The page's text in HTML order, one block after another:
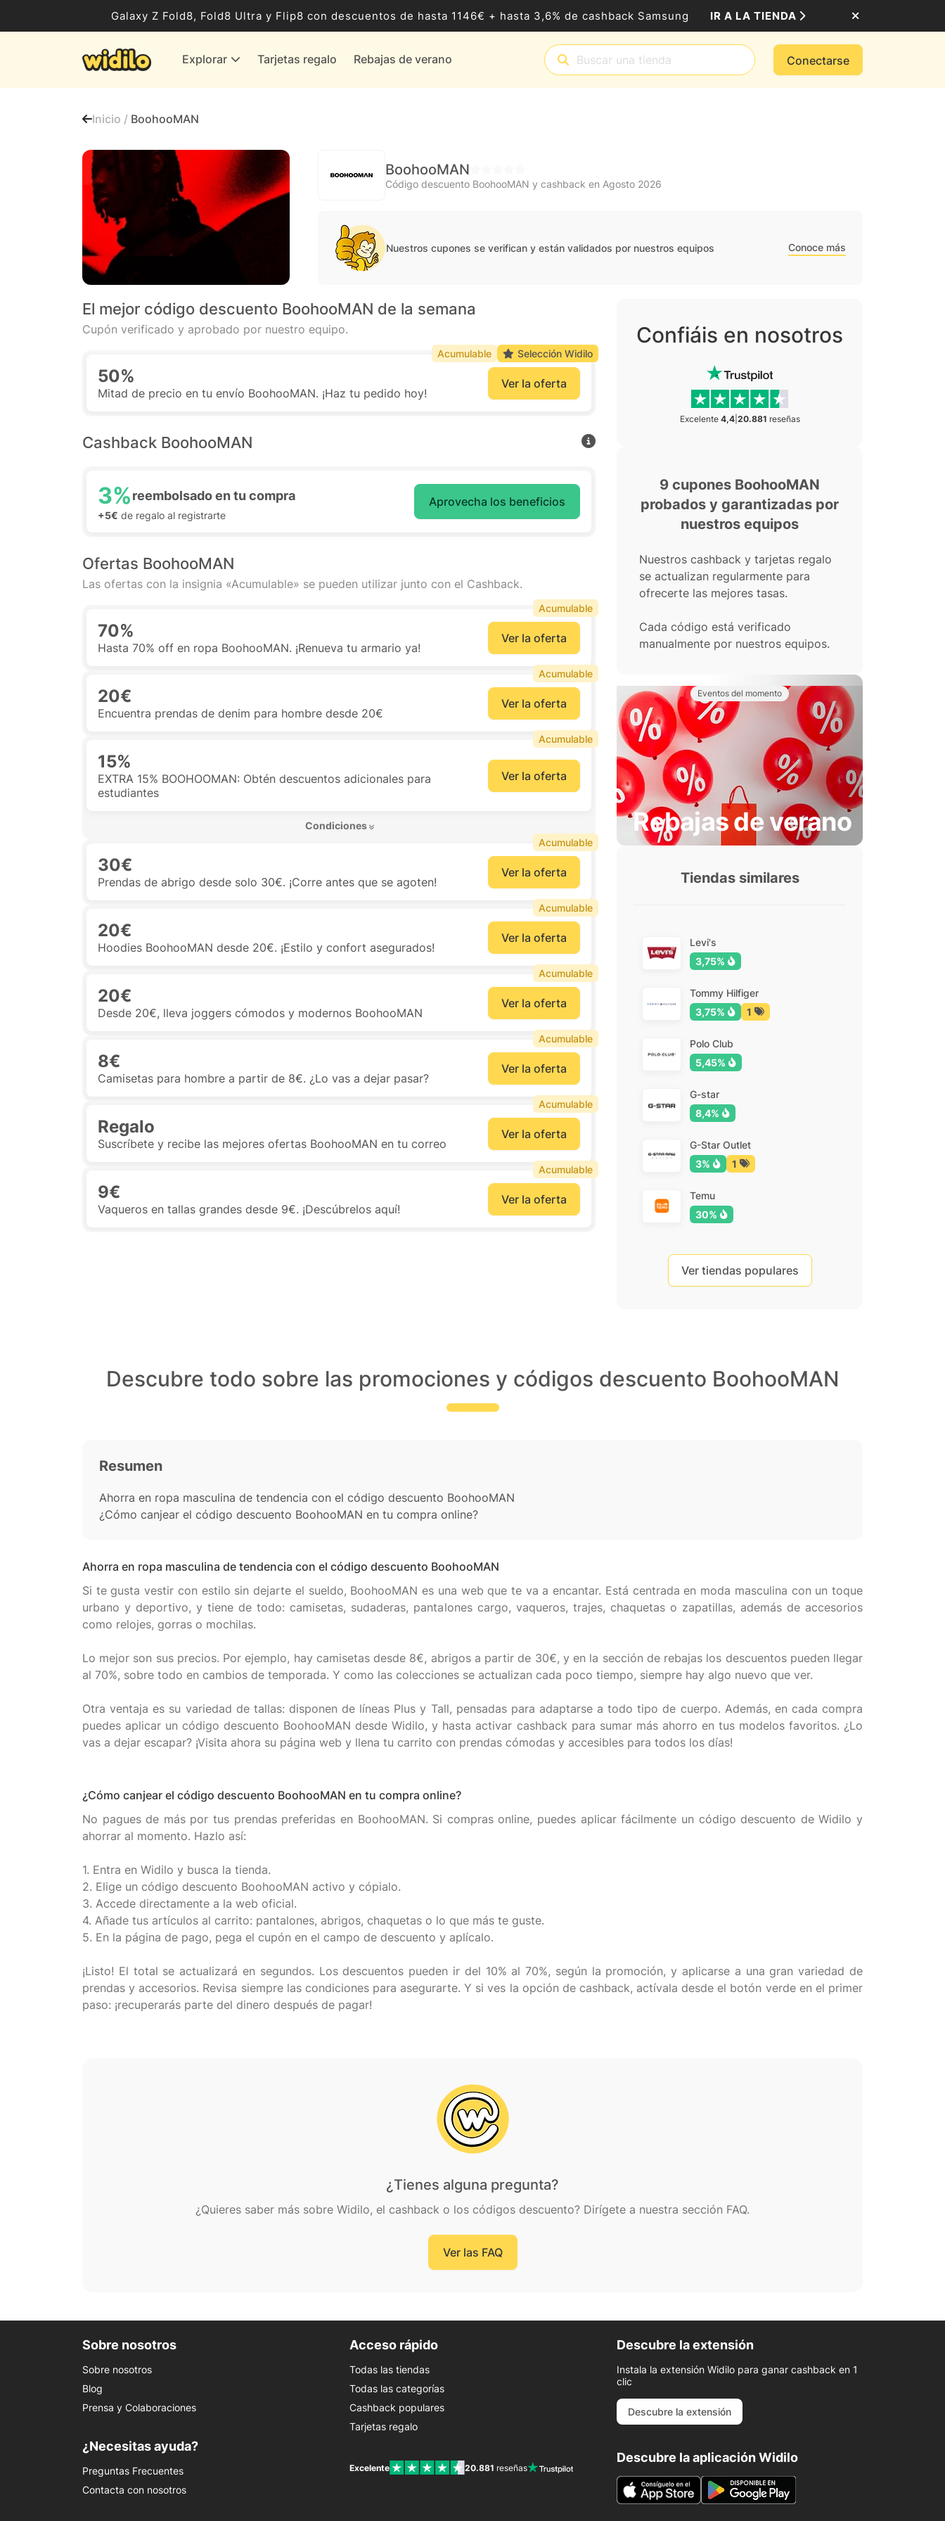
Galaxy Z Fold8, Fold8 Ultra y Flip8 con descuentos de hasta 1146€ + hasta 3,6% de cashback Samsung IR A LA TIENDA
Explorar Tarjetas regalo Rebajas de verano Conectarse
Ocio, Entretenimiento y Cultura
Proveedores de gas y energía
Inicio / BoohooMAN
BoohooMAN
Código descuento BoohooMAN y cashback en Agosto 2026
Nuestros cupones se verifican y están validados por nuestros equipos Conoce más
El mejor código descuento BoohooMAN de la semana
Cupón verificado y aprobado por nuestro equipo.
50%
Mitad de precio en tu envío BoohooMAN. ¡Haz tu pedido hoy!
Ver la oferta
Acumulable Selección Widilo
Cashback BoohooMAN
3%reembolsado en tu compra
+5€ de regalo al registrarte
Aprovecha los beneficios
Ofertas BoohooMAN
Las ofertas con la insignia «Acumulable» se pueden utilizar junto con el Cashback.
70%
Hasta 70% off en ropa BoohooMAN. ¡Renueva tu armario ya!
Ver la oferta
Acumulable
20€
Encuentra prendas de denim para hombre desde 20€
Ver la oferta
Acumulable
15%
EXTRA 15% BOOHOOMAN: Obtén descuentos adicionales para
estudiantes
Ver la oferta
Condiciones
Acumulable
30€
Prendas de abrigo desde solo 30€. ¡Corre antes que se agoten!
Ver la oferta
Acumulable
20€
Hoodies BoohooMAN desde 20€. ¡Estilo y confort asegurados!
Ver la oferta
Acumulable
20€
Desde 20€, lleva joggers cómodos y modernos BoohooMAN
Ver la oferta
Acumulable
8€
Camisetas para hombre a partir de 8€. ¿Lo vas a dejar pasar?
Ver la oferta
Acumulable
Regalo
Suscríbete y recibe las mejores ofertas BoohooMAN en tu correo
Ver la oferta
Acumulable
9€
Vaqueros en tallas grandes desde 9€. ¡Descúbrelos aquí!
Ver la oferta
Acumulable
Confiáis en nosotros
Excelente 4,4| 20.881 reseñas
9 cupones BoohooMAN
probados y garantizadas por
nuestros equipos
Nuestros cashback y tarjetas regalo
se actualizan regularmente para
ofrecerte las mejores tasas.
Cada código está verificado
manualmente por nuestros equipos.
Eventos del momento
Rebajas de verano
Tiendas similares
Levi's
3,75%
Tommy Hilfiger
3,75%
1
Polo Club
5,45%
G-star
8,4%
G-Star Outlet
3%
1
Temu
30%
Ver tiendas populares
Descubre todo sobre las promociones y códigos descuento BoohooMAN
Resumen
Ahorra en ropa masculina de tendencia con el código descuento BoohooMAN
¿Cómo canjear el código descuento BoohooMAN en tu compra online?
Ahorra en ropa masculina de tendencia con el código descuento BoohooMAN
Si te gusta vestir con estilo sin dejarte el sueldo, BoohooMAN es una web que te va a encantar. Está centrada en moda masculina con un toque
urbano y deportivo, y tiene de todo: camisetas, sudaderas, pantalones cargo, vaqueros, trajes, chaquetas o zapatillas, además de accesorios
como relojes, gorras o mochilas.
Lo mejor son sus precios. Por ejemplo, hay camisetas desde 8€, abrigos a partir de 30€, y en la sección de rebajas los descuentos pueden llegar
al 70%, sobre todo en cambios de temporada. Y como las colecciones se actualizan cada poco tiempo, siempre hay algo nuevo que ver.
Otra ventaja es su variedad de tallas: disponen de líneas Plus y Tall, pensadas para adaptarse a todo tipo de cuerpo. Además, en cada compra
puedes aplicar un código descuento BoohooMAN desde Widilo, y hasta activar cashback para sumar más ahorro en tus modelos favoritos. ¿Lo
¿Cómo canjear el código descuento BoohooMAN en tu compra online?
No pagues de más por tus prendas preferidas en BoohooMAN. Si compras online, puedes aplicar fácilmente un código descuento de Widilo y
ahorrar al momento. Hazlo así:
1. Entra en Widilo y busca la tienda.
2. Elige un código descuento BoohooMAN activo y cópialo.
3. Accede directamente a la web oficial.
4. Añade tus artículos al carrito: pantalones, abrigos, chaquetas o lo que más te guste.
5. En la página de pago, pega el cupón en el campo de descuento y aplícalo.
¡Listo! El total se actualizará en segundos. Los descuentos pueden ir del 10% al 70%, según la promoción, y aplicarse a una gran variedad de
prendas y accesorios. Revisa siempre las condiciones para asegurarte. Y si ves la opción de cashback, actívala desde el botón verde en el primer
¿Tienes alguna pregunta?
¿Quieres saber más sobre Widilo, el cashback o los códigos descuento? Dirígete a nuestra sección FAQ.
Ver las FAQ
Sobre nosotros
Sobre nosotros
Blog
Prensa y Colaboraciones
¿Necesitas ayuda?
Preguntas Frecuentes
Contacta con nosotros
Acceso rápido
Todas las tiendas
Todas las categorías
Cashback populares
Tarjetas regalo
Excelente 20.881 reseñas
Descubre la extensión
Instala la extensión Widilo para ganar cashback en 1
clic
Descubre la extensión
Descubre la aplicación Widilo